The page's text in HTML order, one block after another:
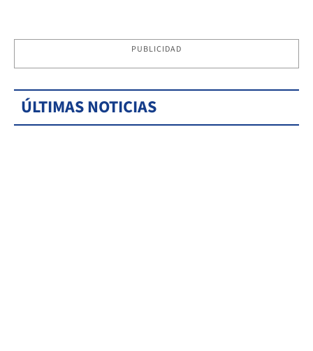
PUBLICIDAD
ÚLTIMAS NOTICIAS